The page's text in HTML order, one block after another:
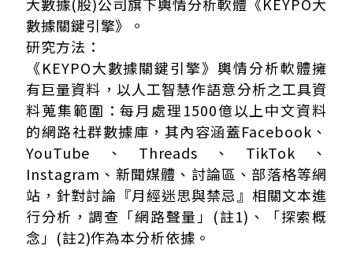
數據關鍵引擎》。
研究方法：
《KEYPO大數據關鍵引擎》輿情分析軟體擁
有巨量資料，以人工智慧作語意分析之工具資
料蒐集範圍：每月處理1500億以上中文資料
的網路社群數據庫，其內容涵蓋Facebook、
YouTube、Threads、TikTok、
Instagram、新聞媒體、討論區、部落格等網
站，針對討論『月經迷思與禁忌』相關文本進
行分析，調查「網路聲量」(註1)、「探索概
念」(註2)作為本分析依據。